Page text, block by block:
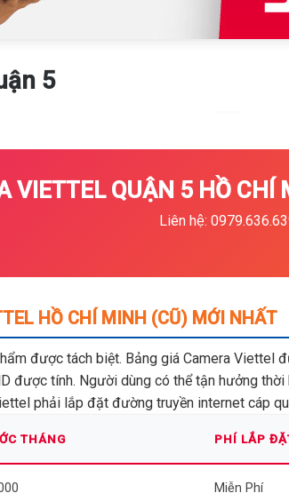
5
VIETTEL QUẬN 5 HỒ
Liên hệ:
HỒ CHÍ MINH (CŨ) MỚI NHẤT
được tách biệt. Bảng giá Camera
được tính. Người dùng có thể tận hưởng
phải lắp đặt đường truyền internet cáp
THÁNG PHÍ LẮP
Miễn Phí